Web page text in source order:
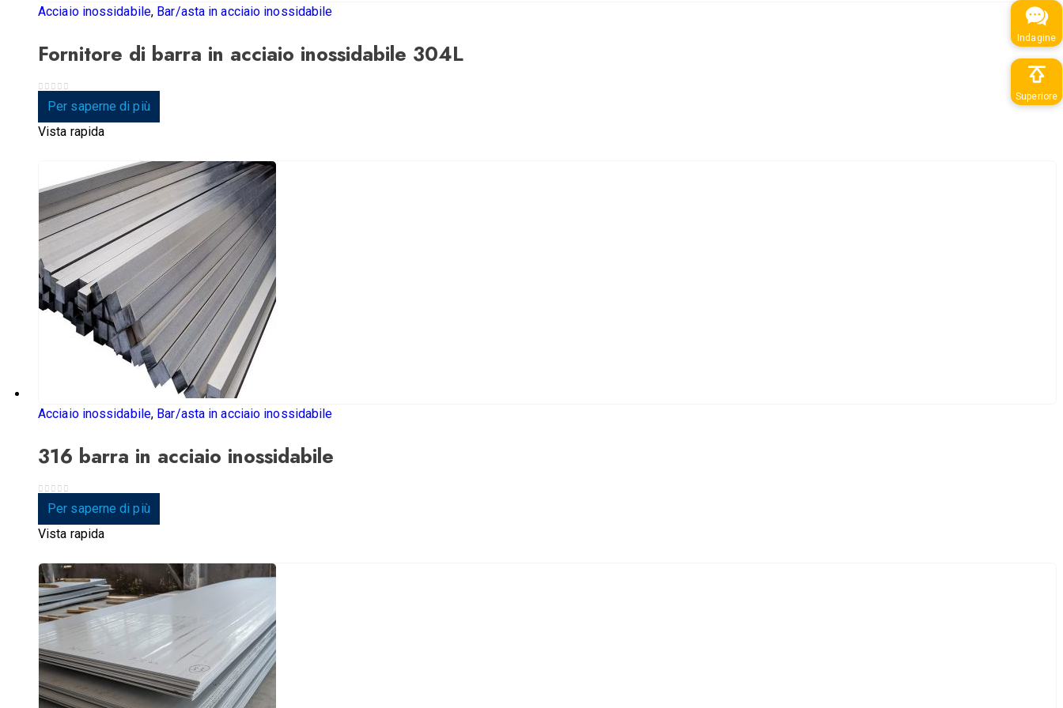
Acciaio inossidabile, Bar/asta in acciaio inossidabile
Fornitore di barra in acciaio inossidabile 304L
Per saperne di più
Vista rapida
Acciaio inossidabile, Bar/asta in acciaio inossidabile
316 barra in acciaio inossidabile
Per saperne di più
Vista rapida
Indagine
Superiore